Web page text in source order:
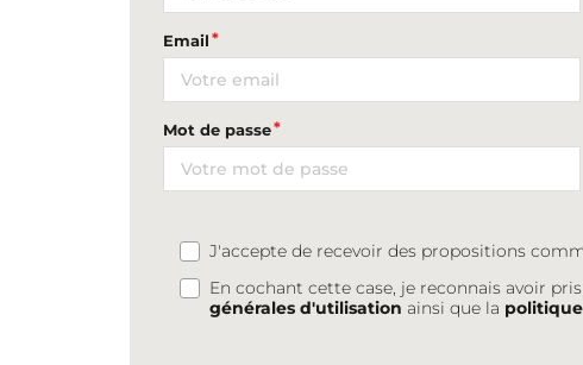
Email
Mot de passe
J'accepte de recevoir des propositions
En cochant cette case, je reconnais avoir
générales d'utilisation ainsi que la